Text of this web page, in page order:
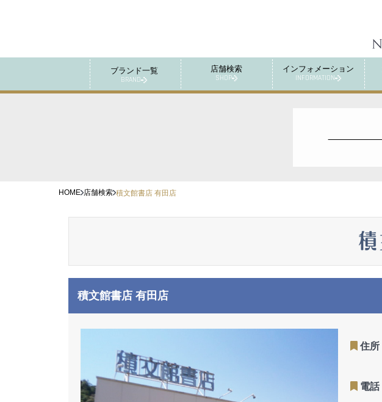
ブランド一覧
BRAND
店舗検索
SHOP
インフォメーション
INFORMATION
HOME 店舗検索 積文館書店 有田店
積文館書店 有田店
住所
電話